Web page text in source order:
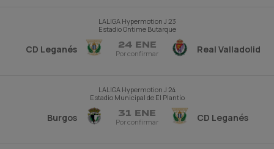
LALIGA Hypermotion J 23
Estadio Ontime Butarque
CD Leganés 24 ENE
Por confirmar Real Valladolid
LALIGA Hypermotion J 24
Estadio Municipal de El Plantío
Burgos 31 ENE
Por confirmar CD Leganés